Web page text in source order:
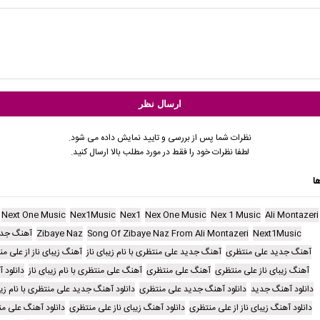
نظرات شما پس از بررسی و تایید نمایش داده می شود.
لطفا نظرات خود را فقط در مورد مطلب بالا ارسال کنید.
Ali Montazeri
Nex 1 Music
Nex One Music
Nex1
Nex1Music
Next One Music
Next1Music
Song Of Zibaye Naz From Ali Montazeri
Zibaye Naz آهنگ
آهنگ جدید علی منتظری آهنگ جدید علی منتظری با نام زیبای ناز آهنگ زیبای ناز از علی
آهنگ زیبای ناز علی منتظری آهنگ علی منتظری آهنگ علی منتظری با نام زیبای ناز
دانلود آهنگ جدید دانلود آهنگ جدید علی منتظری دانلود آهنگ جدید علی منتظری با نام
دانلود آهنگ زیبای ناز از علی منتظری دانلود آهنگ زیبای ناز علی منتظری دانلود آهنگ علی